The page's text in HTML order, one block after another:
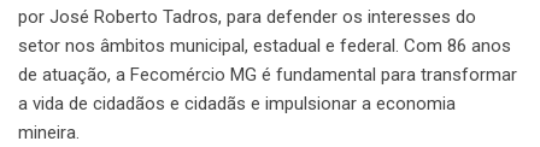
por José Roberto Tadros, para defender os interesses do
setor nos âmbitos municipal, estadual e federal. Com 86 anos
de atuação, a Fecomércio MG é fundamental para transformar
a vida de cidadãos e cidadãs e impulsionar a economia
mineira.